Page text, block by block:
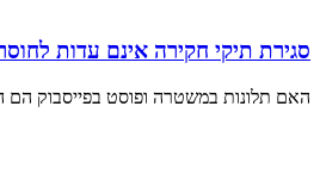
סגירת תיקי חקירה אינם עדות
האם תלונות במשטרה ופוסט בפייסבוק הם